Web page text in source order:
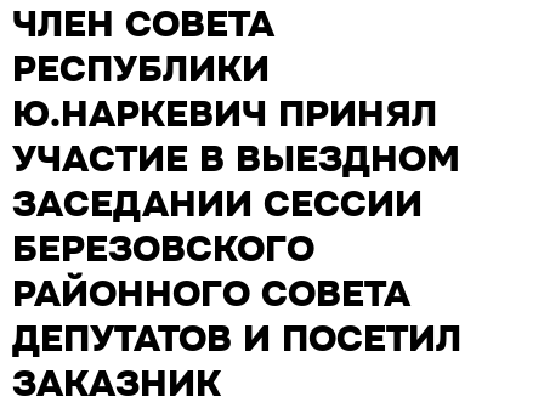
ЧЛЕН СОВЕТА
РЕСПУБЛИКИ
Ю.НАРКЕВИЧ ПРИНЯЛ
УЧАСТИЕ В ВЫЕЗДНОМ
ЗАСЕДАНИИ СЕССИИ
БЕРЕЗОВСКОГО
РАЙОННОГО СОВЕТА
ДЕПУТАТОВ И ПОСЕТИЛ
ЗАКАЗНИК